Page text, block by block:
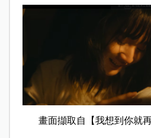
畫面擷取自【我想到你就